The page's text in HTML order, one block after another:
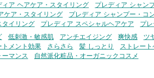
ィア ヘアケア・スタイリング プレディア シャン
ケア・スタイリング
プレディア シャンプー・コ
タイリング
プレディア スペシャルヘアケア
プ
低刺激・敏感肌 アンチエイジング 爽快感 ツ
トメント効果
さらさら 髪 しっとり ストレート
ーマンス
自然派化粧品・オーガニックコスメ